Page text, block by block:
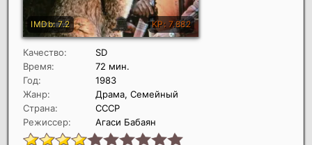
Качество:
SD
Время:
72 мин.
Год:
1983
Жанр:
Драма, Семейный
Страна:
СССР
Режиссер:
Агаси Бабаян